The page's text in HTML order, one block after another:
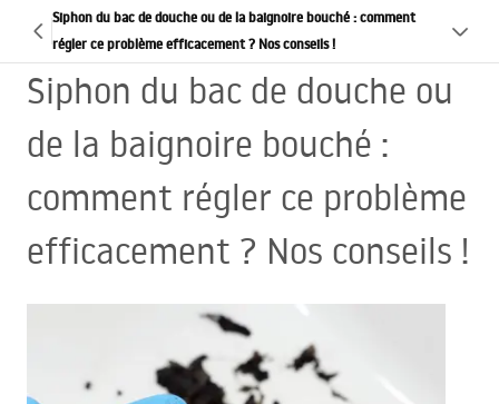
Siphon du bac de douche ou de la baignoire bouché : comment
régler ce problème efficacement ? Nos conseils !
Siphon du bac de douche ou
de la baignoire bouché :
comment régler ce problème
efficacement ? Nos conseils !